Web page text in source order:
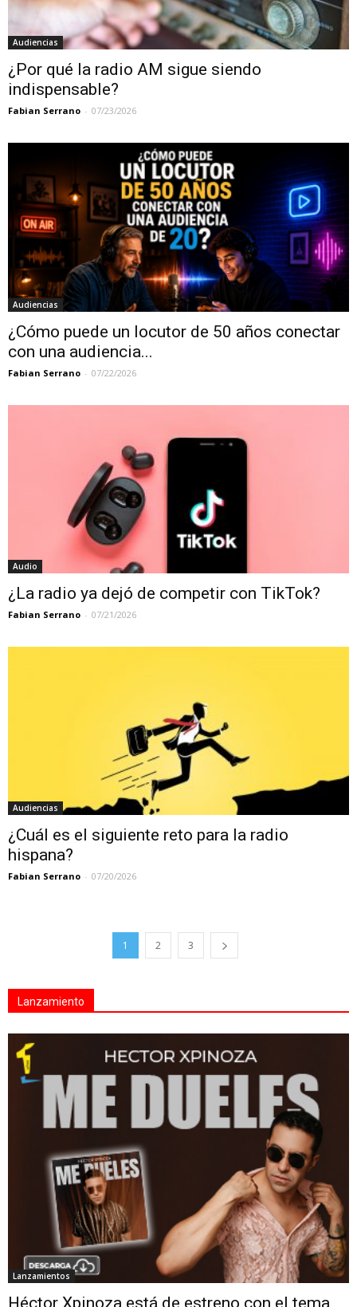
Audiencias
¿Por qué la radio AM sigue siendo
indispensable?
Fabian Serrano - 07/23/2026
Audiencias
¿Cómo puede un locutor de 50 años conectar
con una audiencia...
Fabian Serrano - 07/22/2026
Audio
¿La radio ya dejó de competir con TikTok?
Fabian Serrano - 07/21/2026
Audiencias
¿Cuál es el siguiente reto para la radio
hispana?
Fabian Serrano - 07/20/2026
1 2 3
Lanzamiento
Lanzamientos
Héctor Xpinoza está de estreno con el tema